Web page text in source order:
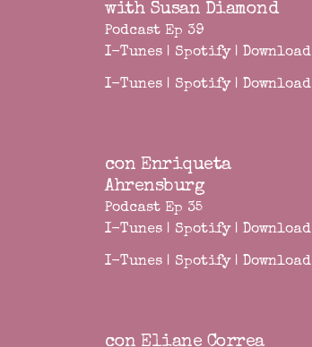
with Susan Diamond
Podcast Ep 39
I-Tunes | Spotify| Download
I-Tunes | Spotify| Download
con Enriqueta
Ahrensburg
Podcast Ep 35
I-Tunes | Spotify| Download
I-Tunes | Spotify| Download
con Eliane Correa